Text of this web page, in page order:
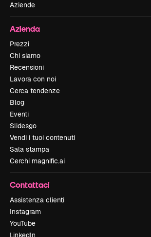
Aziende
Azienda
Prezzi
Chi siamo
Recensioni
Lavora con noi
Cerca tendenze
Blog
Eventi
Slidesgo
Vendi i tuoi contenuti
Sala stampa
Cerchi magnific.ai
Contattaci
Assistenza clienti
Instagram
YouTube
LinkedIn